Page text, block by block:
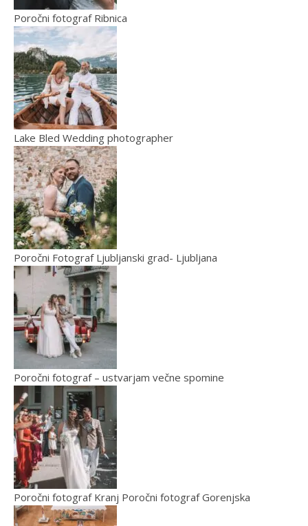
Poročni fotograf Ribnica
Lake Bled Wedding photographer
Poročni Fotograf Ljubljanski grad- Ljubljana
Poročni fotograf – ustvarjam večne spomine
Poročni fotograf Kranj Poročni fotograf Gorenjska